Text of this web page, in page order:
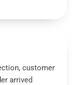
customer
arrived